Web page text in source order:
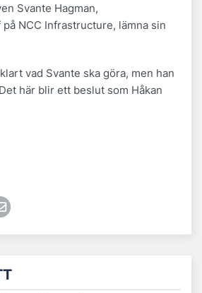
Svante Hagman,
NCC Infrastructure, lämna sin
vad Svante ska göra, men han
här blir ett beslut som Håkan